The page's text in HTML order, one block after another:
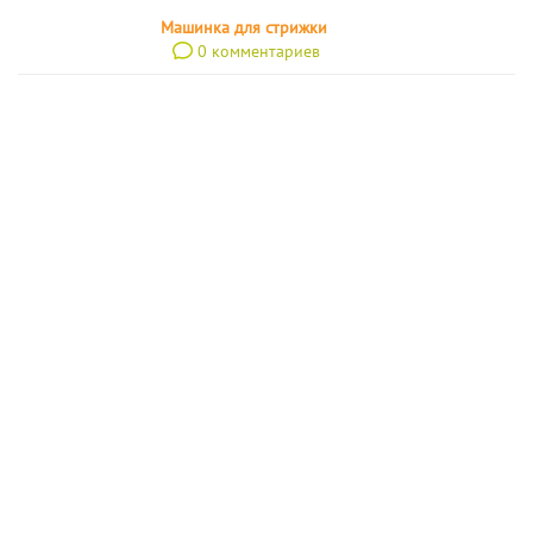
Машинка для стрижки
0 комментариев